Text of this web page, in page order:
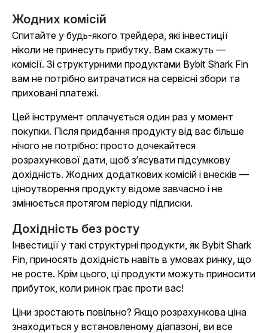
Жодних комісій
Спитайте у будь-якого трейдера, які інвестиції
ніколи не принесуть прибутку. Вам скажуть —
комісії. Зі структурними продуктами Bybit Shark Fin
вам не потрібно витрачатися на сервісні збори та
приховані платежі.
Цей інструмент оплачується один раз у момент
покупки. Після придбання продукту від вас більше
нічого не потрібно: просто дочекайтеся
розрахункової дати, щоб зʼясувати підсумкову
дохідність. Жодних додаткових комісій і внесків —
ціноутворення продукту відоме завчасно і не
змінюється протягом періоду підписки.
Дохідність без росту
Інвестиції у такі структурні продукти, як Bybit Shark
Fin, приносять дохідність навіть в умовах ринку, що
не росте. Крім цього, ці продукти можуть приносити
прибуток, коли ринок грає проти вас!
Ціни зростають повільно? Якщо розрахункова ціна
знаходиться у встановленому діапазоні, ви все